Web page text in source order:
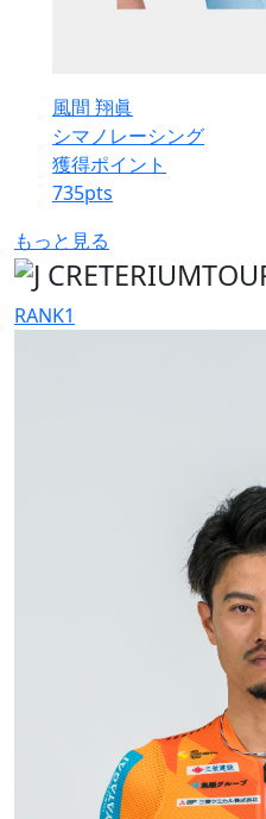
風間 翔眞
シマノレーシング
獲得ポイント
735pts
もっと見る
RANK1